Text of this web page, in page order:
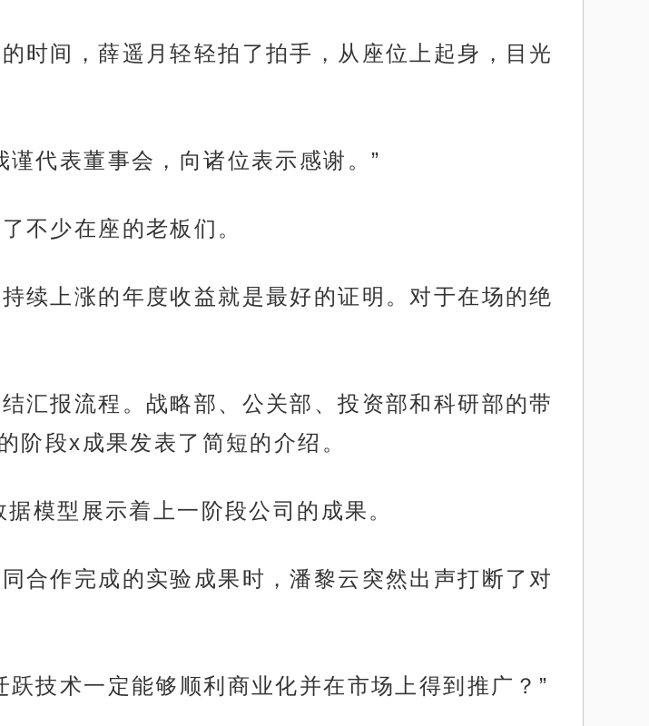
时间，薛遥月轻轻拍了拍手，从座位上起身，目光
代表董事会，向诸位表示感谢。”
不少在座的老板们。
续上涨的年度收益就是最好的证明。对于在场的绝
汇报流程。战略部、公关部、投资部和科研部的带
阶段x成果发表了简短的介绍。
模型展示着上一阶段公司的成果。
合作完成的实验成果时，潘黎云突然出声打断了对
技术一定能够顺利商业化并在市场上得到推广？”